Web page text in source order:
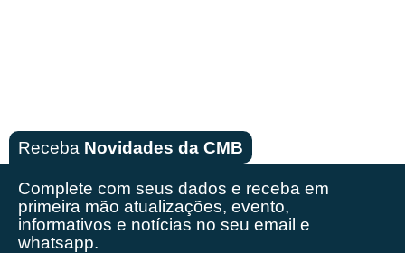
Receba Novidades da CMB
Complete com seus dados e receba em
primeira mão atualizações, evento,
informativos e notícias no seu email e
whatsapp.